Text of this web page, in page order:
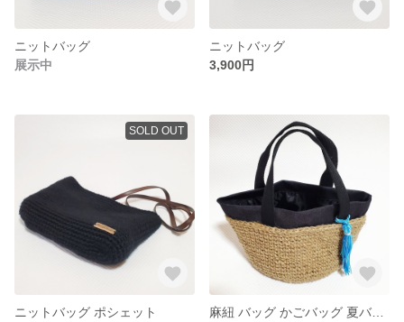
ニットバッグ
展示中
ニットバッグ
3,900円
SOLD OUT
ニットバッグ ポシェット
麻紐 バッグ かごバッグ 夏バッグ